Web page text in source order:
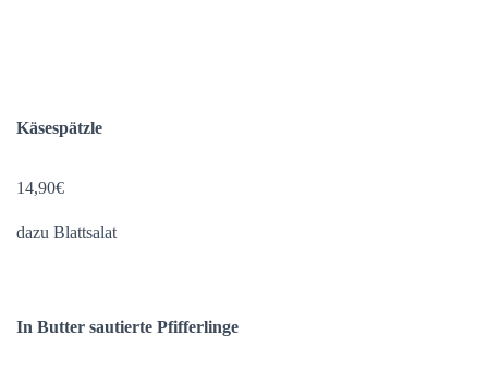
Käsespätzle
14,90€
dazu Blattsalat
In Butter sautierte Pfifferlinge